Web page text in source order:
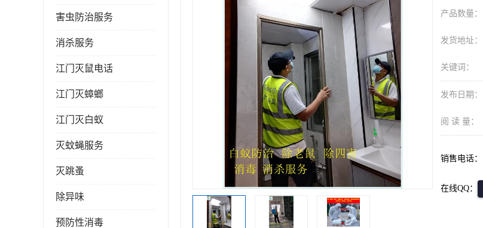
害虫防治服务
消杀服务
江门灭鼠电话
江门灭蟑螂
江门灭白蚁
灭蚊蝇服务
灭跳蚤
除异味
预防性消毒
产品数量：
发货地址：
关键词：
发布日期：
阅 读 量：
销售电话：
在线QQ：